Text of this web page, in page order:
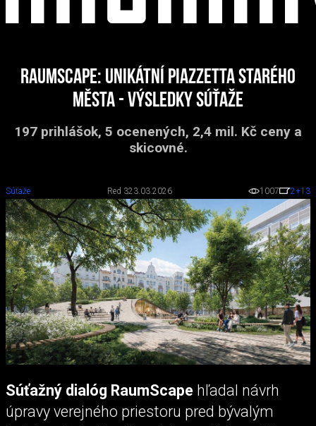
RaumScape: Unikátní piazzetta Starého
Města - výsledky súťaže
197 prihlášok, 5 ocenených, 2,4 mil. Kč ceny a
skicovné.
Súťaže Red 323.03.2026 1007 2+13
Súťažný dialóg RaumScape hľadal návrh
úpravy verejného priestoru pred bývalým